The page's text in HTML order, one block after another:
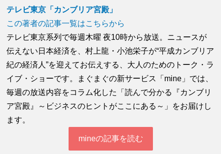
テレビ東京「カンブリア宮殿」
この著者の記事一覧はこちらから
テレビ東京系列で毎週木曜 夜10時から放送。ニュースが
伝えない日本経済を、村上龍・小池栄子が“平成カンブリア
紀の経済人”を迎えてお伝えする、大人のためのトーク・ラ
イブ・ショーです。まぐまぐの新サービス「mine」では、
毎週の放送内容をコラム化した「読んで分かる『カンブリ
ア宮殿』～ビジネスのヒントがここにある～」をお届けし
ます。
mineの記事を読む